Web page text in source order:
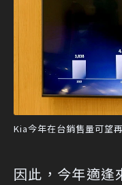
Kia今年在台銷售量可望
因此，今年適逢